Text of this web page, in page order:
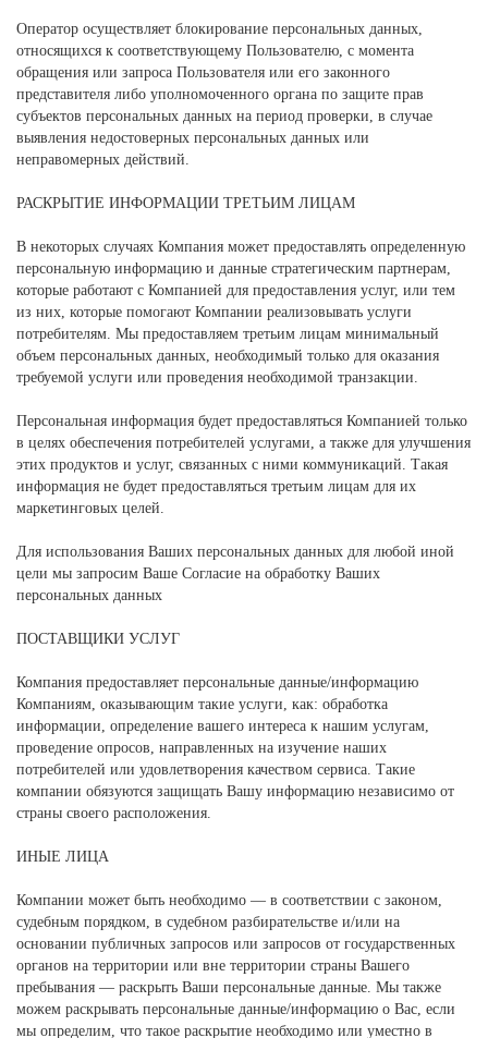
Оператор осуществляет блокирование персональных данных,
относящихся к соответствующему Пользователю, с момента
обращения или запроса Пользователя или его законного
представителя либо уполномоченного органа по защите прав
субъектов персональных данных на период проверки, в случае
выявления недостоверных персональных данных или
неправомерных действий.
РАСКРЫТИЕ ИНФОРМАЦИИ ТРЕТЬИМ ЛИЦАМ
В некоторых случаях Компания может предоставлять определенную
персональную информацию и данные стратегическим партнерам,
которые работают с Компанией для предоставления услуг, или тем
из них, которые помогают Компании реализовывать услуги
потребителям. Мы предоставляем третьим лицам минимальный
объем персональных данных, необходимый только для оказания
требуемой услуги или проведения необходимой транзакции.
Персональная информация будет предоставляться Компанией только
в целях обеспечения потребителей услугами, а также для улучшения
этих продуктов и услуг, связанных с ними коммуникаций. Такая
информация не будет предоставляться третьим лицам для их
маркетинговых целей.
Для использования Ваших персональных данных для любой иной
цели мы запросим Ваше Согласие на обработку Ваших
персональных данных
ПОСТАВЩИКИ УСЛУГ
Компания предоставляет персональные данные/информацию
Компаниям, оказывающим такие услуги, как: обработка
информации, определение вашего интереса к нашим услугам,
проведение опросов, направленных на изучение наших
потребителей или удовлетворения качеством сервиса. Такие
компании обязуются защищать Вашу информацию независимо от
страны своего расположения.
ИНЫЕ ЛИЦА
Компании может быть необходимо — в соответствии с законом,
судебным порядком, в судебном разбирательстве и/или на
основании публичных запросов или запросов от государственных
органов на территории или вне территории страны Вашего
пребывания — раскрыть Ваши персональные данные. Мы также
можем раскрывать персональные данные/информацию о Вас, если
мы определим, что такое раскрытие необходимо или уместно в